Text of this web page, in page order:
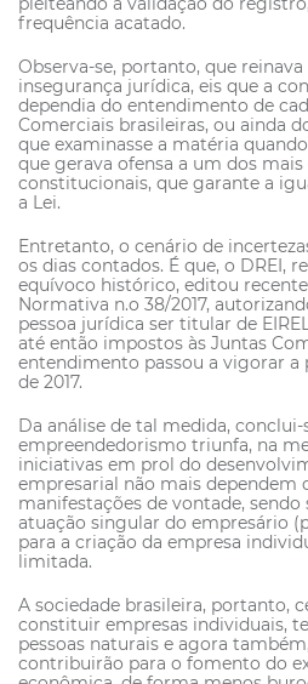
frequência acatado.
Observa-se, portanto, que
insegurança jurídica, eis que a
dependia do entendimento de
Comerciais brasileiras, ou ainda
que examinasse a matéria
que gerava ofensa a um dos
constitucionais, que garante a
a Lei.
Entretanto, o cenário de
os dias contados. É que, o DREI,
equívoco histórico, editou
Normativa n.o 38/2017,
pessoa jurídica ser titular de
até então impostos às Juntas
entendimento passou a vigorar a
de 2017.
Da análise de tal medida, conclui-
empreendedorismo triunfa, na
iniciativas em prol do
empresarial não mais dependem
manifestações de vontade, sendo
atuação singular do empresário
para a criação da empresa
limitada.
A sociedade brasileira, portanto,
constituir empresas individuais,
pessoas naturais e agora
contribuirão para o fomento do